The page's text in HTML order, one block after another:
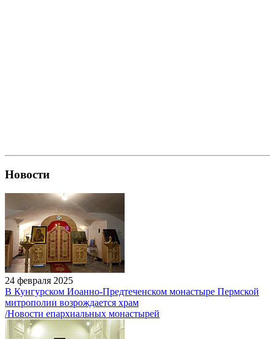
Новости
24 февраля 2025
В Кунгурском Иоанно-Предтеченском монастыре Пермской
митрополии возрождается храм
/Новости епархиальных монастырей